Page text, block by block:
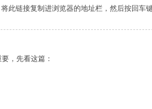
将此链接复制进浏览器的地址栏，然后按回车
，先看这篇：